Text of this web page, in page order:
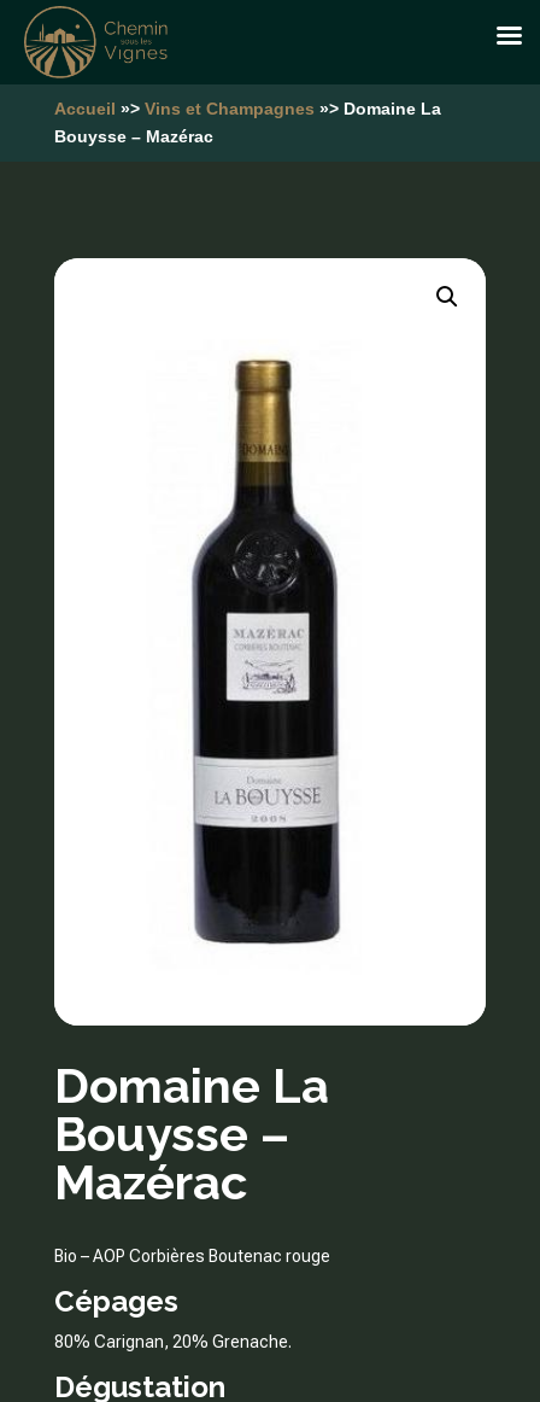
Accueil »> Vins et Champagnes »> Domaine La
Bouysse – Mazérac
Domaine La
Bouysse –
Mazérac
Bio – AOP Corbières Boutenac rouge
Cépages
80% Carignan, 20% Grenache.
Dégustation